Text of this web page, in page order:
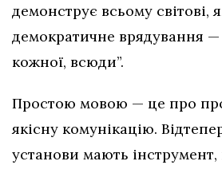
демонструє всьому світові,
демократичне врядування
кожної, всюди”.
Простою мовою — це про
якісну комунікацію.
установи мають